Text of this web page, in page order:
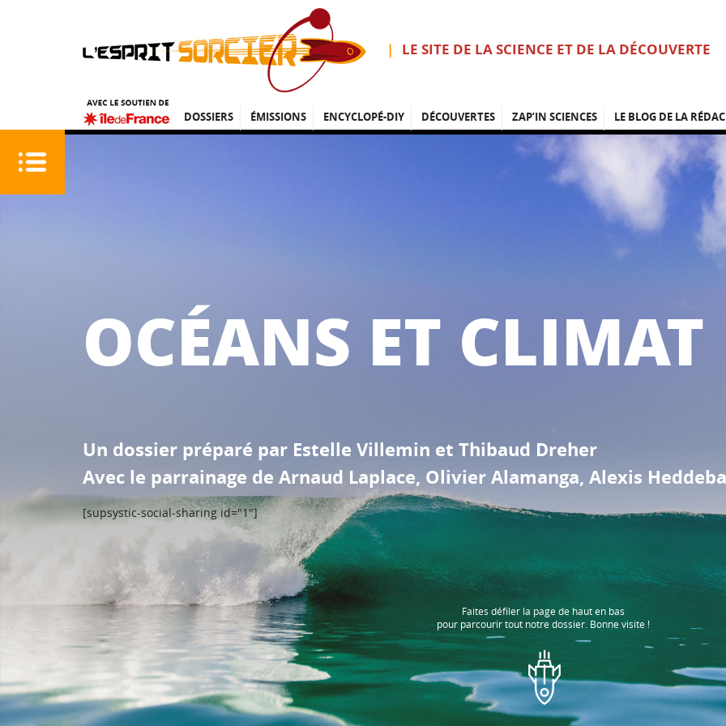
LE SITE DE LA SCIENCE ET DE LA DÉCOUVERTE
DOSSIERS ÉMISSIONS ENCYCLOPÉ-DIY DÉCOUVERTES ZAP’IN SCIENCES LE BLOG DE LA RÉDAC
OCÉANS ET CLIMAT
Un dossier préparé par Estelle Villemin et Thibaud Dreher
Avec le parrainage de Arnaud Laplace, Olivier Alamanga, Alexis
[supsystic-social-sharing id="1"]
Faites défiler la page de haut en bas
pour parcourir tout notre dossier. Bonne visite !